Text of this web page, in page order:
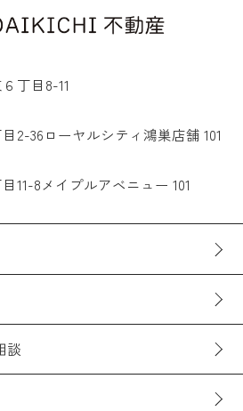
丁目8-11
2-36ローヤルシティ鴻巣店舗 101
11-8メイプルアベニュー 101
談